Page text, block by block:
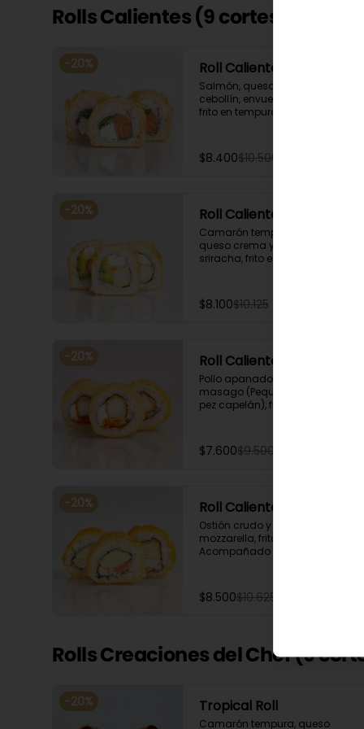
Rolls Calientes (9 cortes)
-20% Roll Caliente Bryan
Salmón, queso crema y
cebollín, envuelto en salmón,
frito en tempura. Acompañado
$8.400$10.500
-20% Roll Caliente Maca 🌶️
Camarón tempura, palta,
queso crema y salsa spicy
sriracha, frito en tempura.
$8.100$10.125
-20% Roll Caliente Tory
Pollo apanado, queso crema y
masago (Pequeñas huevas de
pez capelán), frito en panko.
$7.600$9.500
-20% Roll Caliente Suki
Ostión crudo y queso
mozzarella, frito en panko.
Acompañado con salsa de
$8.500$10.625
Rolls Creaciones del Chef (9
-20% Tropical Roll
Camarón tempura, queso